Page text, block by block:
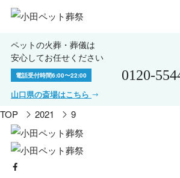
ペットの火葬・葬儀は
安心してお任せください
電話受付時間6:00〜22:00 0120-
山口県の斎場はこちら
TOP 2021 9